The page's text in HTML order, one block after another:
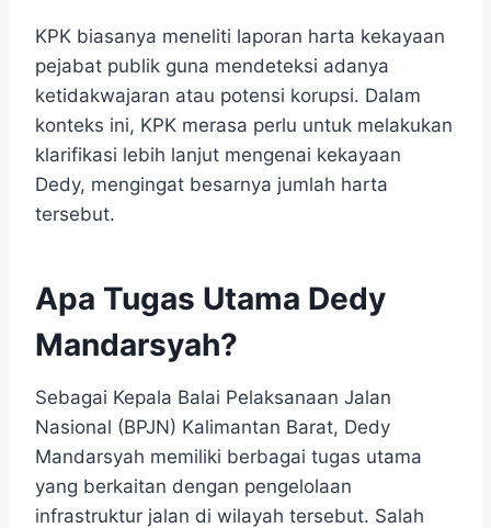
KPK biasanya meneliti laporan harta kekayaan
pejabat publik guna mendeteksi adanya
ketidakwajaran atau potensi korupsi. Dalam
konteks ini, KPK merasa perlu untuk melakukan
klarifikasi lebih lanjut mengenai kekayaan
Dedy, mengingat besarnya jumlah harta
tersebut.
Apa Tugas Utama Dedy
Mandarsyah?
Sebagai Kepala Balai Pelaksanaan Jalan
Nasional (BPJN) Kalimantan Barat, Dedy
Mandarsyah memiliki berbagai tugas utama
yang berkaitan dengan pengelolaan
infrastruktur jalan di wilayah tersebut. ​Salah